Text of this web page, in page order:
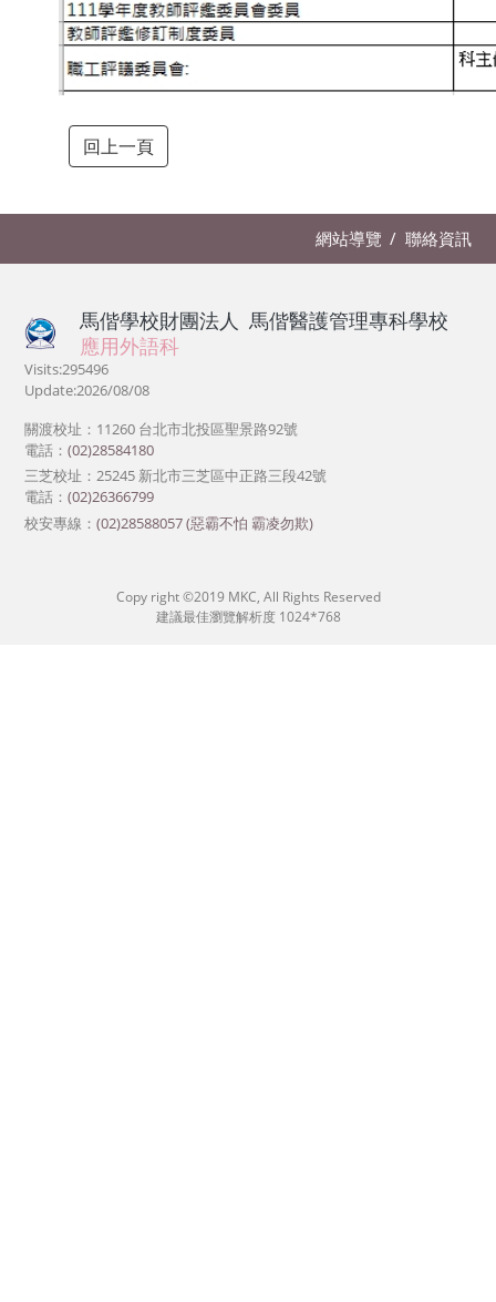
回上一頁
網站導覽 聯絡資訊
馬偕學校財團法人 馬偕醫護管理專科學校
應用外語科
Visits:295496
Update:2026/08/08
關渡校址：11260 台北市北投區聖景路92號
電話：(02)28584180
三芝校址：25245 新北市三芝區中正路三段42號
電話：(02)26366799
校安專線：(02)28588057 (惡霸不怕 霸凌勿欺)
Copy right ©2019 MKC, All Rights Reserved
建議最佳瀏覽解析度 1024*768